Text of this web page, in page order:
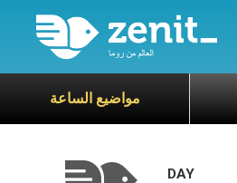
مواضيع الساعة
DAY